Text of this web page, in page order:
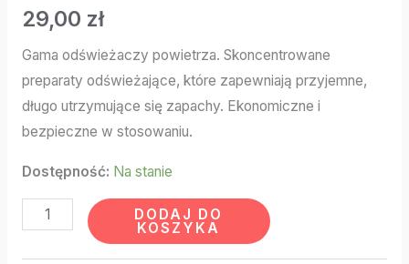
29,00 zł
Gama odświeżaczy powietrza. Skoncentrowane
preparaty odświeżające, które zapewniają przyjemne,
długo utrzymujące się zapachy. Ekonomiczne i
bezpieczne w stosowaniu.
Dostępność: Na stanie
DODAJ DO
KOSZYKA